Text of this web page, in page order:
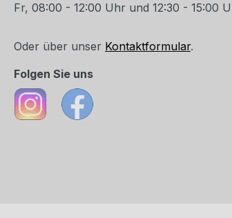
Fr, 08:00 - 12:00 Uhr und 12:30 - 15:00
Oder über unser Kontaktformular.
Folgen Sie uns